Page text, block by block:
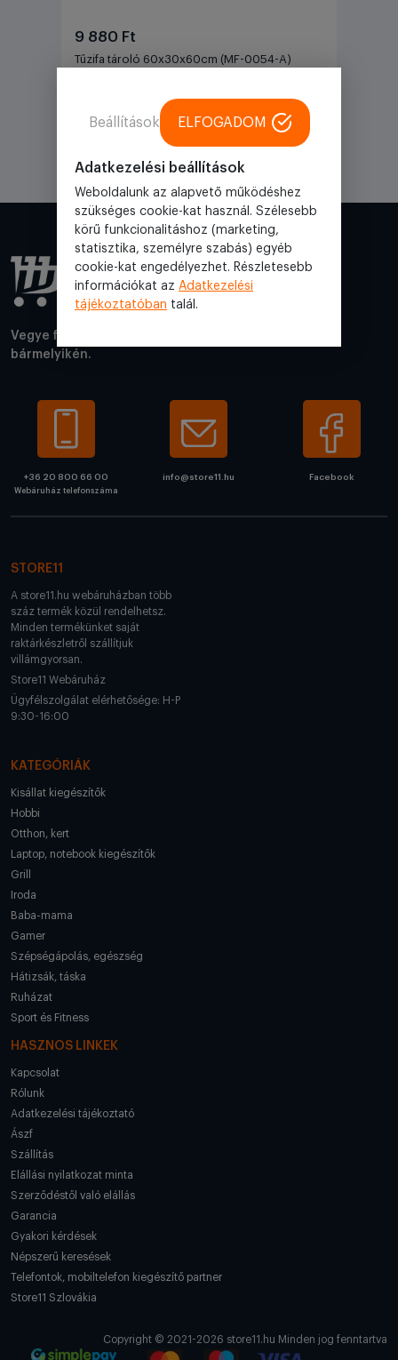
9 880 Ft
Tűzifa tároló 60x30x60cm (MF-0054-A)
Vegye fel velünk a kapcsolatot elérhetőségeink
bármelyikén.
+36 20 800 66 00
Webáruház telefonszáma
info@store11.hu Facebook
STORE11
A store11.hu webáruházban több
száz termék közül rendelhetsz.
Minden termékünket saját
raktárkészletről szállítjuk
villámgyorsan.
Store11 Webáruház
Ügyfélszolgálat elérhetősége: H-P
9:30-16:00
KATEGÓRIÁK
Kisállat kiegészítők
Hobbi
Otthon, kert
Laptop, notebook kiegészítők
Grill
Iroda
Baba-mama
Gamer
Szépségápolás, egészség
Hátizsák, táska
Ruházat
Sport és Fitness
HASZNOS LINKEK
Kapcsolat
Rólunk
Adatkezelési tájékoztató
Ászf
Szállítás
Elállási nyilatkozat minta
Szerződéstől való elállás
Garancia
Gyakori kérdések
Népszerű keresések
Telefontok, mobiltelefon kiegészítő partner
Store11 Szlovákia
Copyright © 2021-2026 store11.hu Minden jog fenntartva
Adatkezelési beállítások
Weboldalunk az alapvető működéshez
szükséges cookie-kat használ. Szélesebb
körű funkcionalitáshoz (marketing,
statisztika, személyre szabás) egyéb
cookie-kat engedélyezhet. Részletesebb
információkat az Adatkezelési
tájékoztatóban talál.
Beállítások ELFOGADOM